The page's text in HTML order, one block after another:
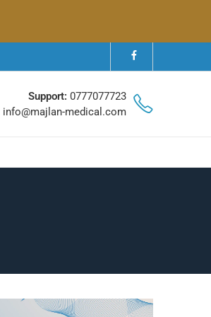
Support: 0777077723
info@majlan-medical.com